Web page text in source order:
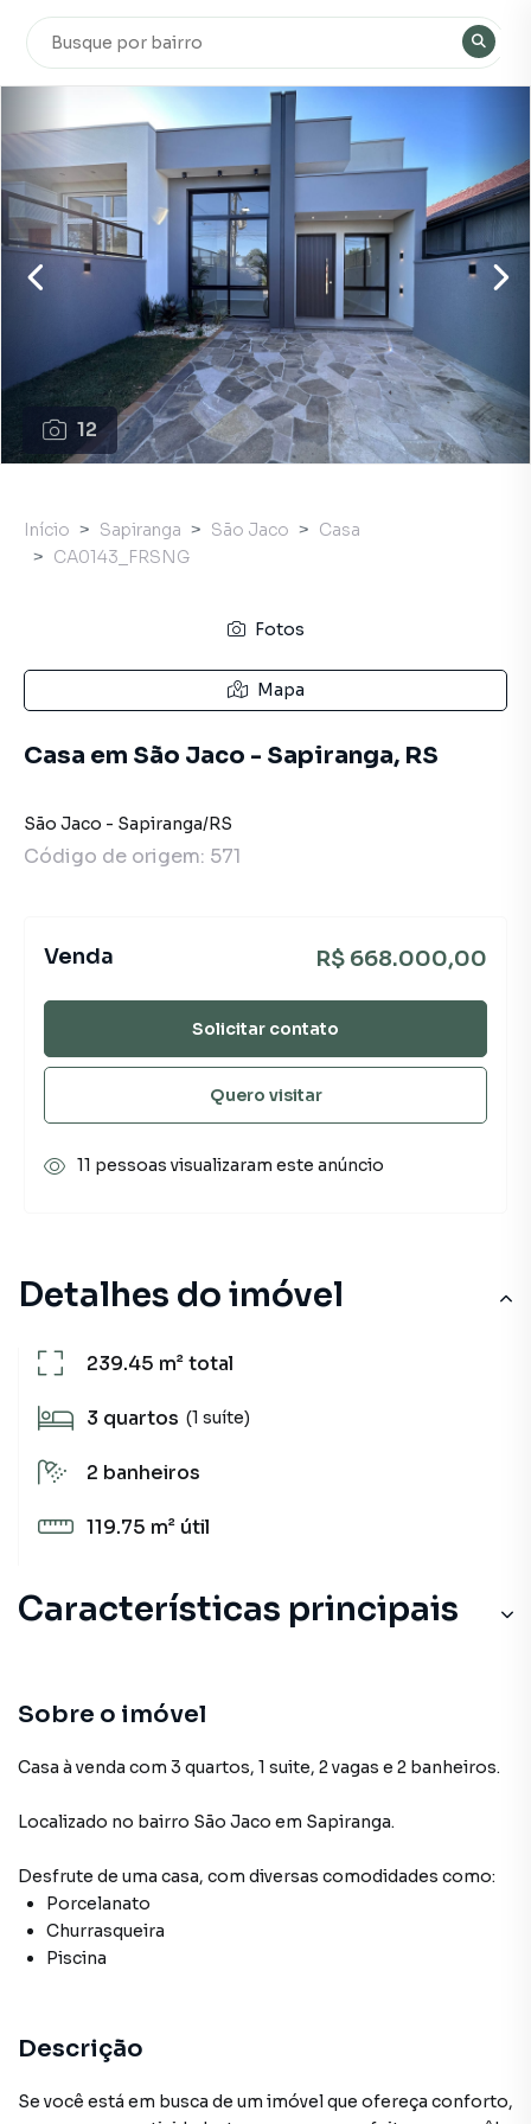
12
Detalhes do imóvel
239.45 m²total
3 quartos (1 suíte)
2 banheiros
119.75 m² útil
Características principais
Sobre o imóvel
Casa à venda com 3 quartos, 1 suite, 2 vagas e 2 banheiros.
Localizado no bairro São Jaco em Sapiranga.
Desfrute de uma casa, com diversas comodidades como:
Porcelanato
Churrasqueira
Piscina
Descrição
Se você está em busca de um imóvel que ofereça conforto,
Início Sapiranga São Jaco
Casa
CA0143_FRSNG
Fotos
Mapa
Casa em São Jaco - Sapiranga, RS
São Jaco - Sapiranga/RS
Código de origem: 571
Venda R$ 668.000,00
Solicitar contato
Quero visitar
11 pessoas visualizaram este anúncio